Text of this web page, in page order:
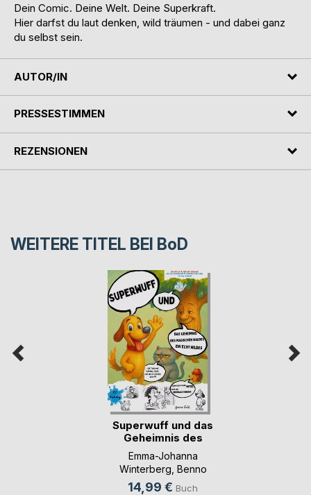
Dein Comic. Deine Welt. Deine Superkraft.
Hier darfst du laut denken, wild träumen - und dabei ganz
du selbst sein.
AUTOR/IN
PRESSESTIMMEN
REZENSIONEN
WEITERE TITEL BEI BoD
Superwuff und das
Geheimnis des
Ma(...)
Emma-Johanna
Winterberg Benno
Falk, ...
14,99 € Buch